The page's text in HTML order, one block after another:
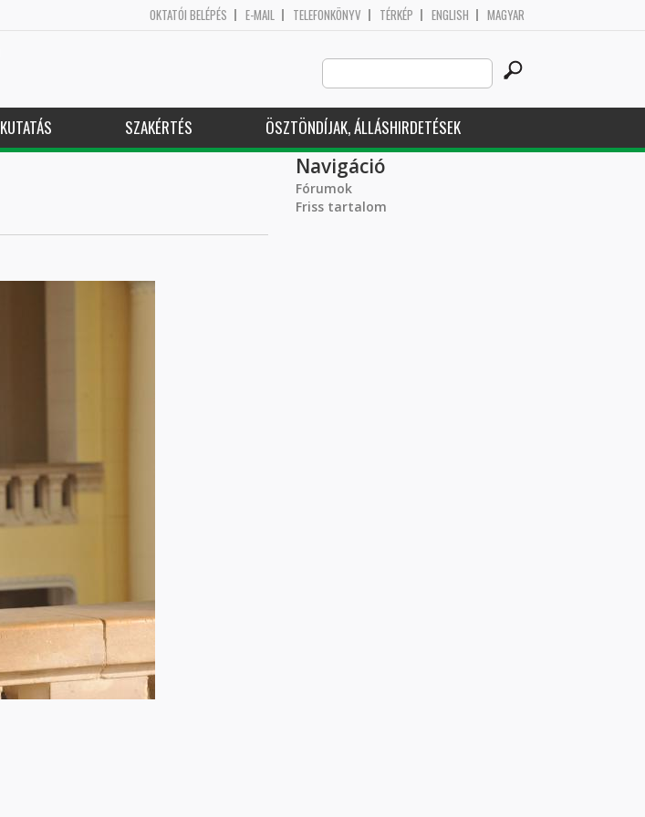
OKTATÓI BELÉPÉS E-MAIL TELEFONKÖNYV TÉRKÉP ENGLISH MAGYAR
Search
this
site
KUTATÁS SZAKÉRTÉS ÖSZTÖNDÍJAK, ÁLLÁSHIRDETÉSEK
Navigáció
Fórumok
Friss tartalom